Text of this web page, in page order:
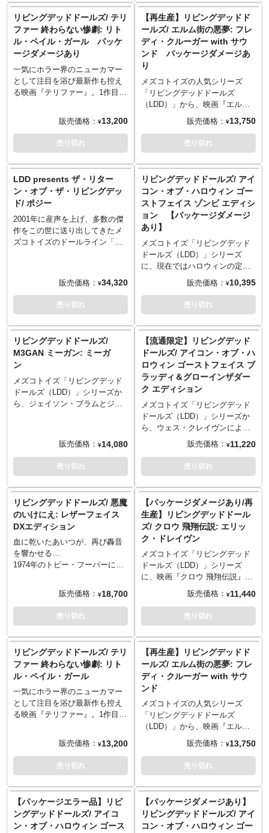
Scream』からインスピレーショ
ンを受けてデザインされた白い
マスク部は、LDDフォーマット
でもその異質さは健在。
今回はDXの名の通り、キリング
マスクとプリティマスクのフェ
イスパーツを取り換え出来、ジ
ャケットも付属しているので、
ラストで舞うレザーフェイスも
再現可能。リアル表現のフェイ
スパーツとLDD特有のキュート
なボディが相まってコワカワイ
イを具現化！ぜひ2パターンの
※パッケージは輸送用となりま
すため、パッケージに多少の傷
ます。
リビングデッドドールズ/ テリ
ファー 終わらない惨劇: リト
ル・ペイル・ガール パッケ
ージダメージあり
一気にホラー界のニューカマー
として注目を浴び最新作も控え
る映画『テリファー』。1作目よ
ファー 終わらない惨劇』より、
アート・ザ・クラウンの謎のサ
イドキック「リトル・ペイル・
ルズ（LDD）」の仲間入り！ア
ート・ザ・クラウンに似たコス
チュームや何を考えているか分
からない表情まで、LDDにピッ
タリなキャラクター。髪型まで
LDDらしさ満点です！
販売価格： ¥13,200
売り切れ
【再生産】リビングデッドド
ールズ/ エルム街の悪夢: フレ
ディ・クルーガー with サウ
ンド パッケージダメージあ
り
メズコトイズの人気シリーズ
「リビングデッドドールズ
（LDD）」から、映画『エルム
街の悪夢』シリーズの殺人鬼フ
レディ・クルーガーが再登場で
す。世界的ホラーアイコンの一
人でもあるフレディを、全身5箇
劇中イメージでLDDフォーマッ
トに落とし込み。焼けただれた
頭部も、演じるロバート・イン
グランドの雰囲気をよくつかん
だ好造型です。トレードマーク
のハットは着脱可能。そして、
今回最大の注目はサウンドギミ
ックの内蔵！背中のボタンを押
レクトされた7種のフレーズでフ
レディが囁きます。あの悪夢の
続きはリビングデッドドールズ
販売価格： ¥13,750
売り切れ
LDD presents ザ・リター
ン・オブ・ザ・リビングデッ
ド/ ポジー
2001年に産声を上げ、多数の傑
作をこの世に送り出してきたメ
ズコトイズのドールライン「リ
リターン・オブ・ザ・リビング
デッド」となって復活。今回登
場したのは、記念すべきシリー
「ポジ―」！新たなポジーに
は、交換可能な2種の"デスマス
ク"フェイスパーツや、オリジナ
ルでも付属していた白いバラも
付属しています。ボディは約18
個所に増えた可動域で、ポージ
ングの幅も格段にアップ！眼球
付の首輪なども、その雰囲気を
盛り上げます。
ぜひ他の次世代LDDと共に新た
販売価格： ¥34,320
売り切れ
リビングデッドドールズ/ アイ
コン・オブ・ハロウィン ゴー
ストフェイス ゾンビ エディシ
ョン 【パッケージダメージ
あり】
メズコトイズ「リビングデッド
ドールズ（LDD）」シリーズ
に、現在ではハロウィンの定番
コスプレとして知られる殺人鬼
ゴーストフェイスふたたび！ウ
ェス・クレイヴンによる映画
『スクリーム』シリーズや、非
ションゲーム『Dead by
Daylight』へのコラボ参戦でも知
られる、恐怖の象徴であるゴー
ストフェイス。エドヴァルド・
ムンクの芸術作品『叫び The
Scream』からインスピレーショ
ンを受けてデザインされたマス
ク部が、今度はゾンビ風なデザ
インに！塗装が剝げ落ちたり、
人々を「恐怖」させてきたよう
な姿になりました。真っ黒のロ
ーブ、手にはハンティングナイ
同じながら、その気味悪さは倍
増！？
販売価格： ¥10,395
売り切れ
リビングデッドドールズ/
M3GAN ミーガン: ミーガ
ン
メズコトイズ「リビングデッド
ドールズ（LDD）」シリーズか
ら、ジェイソン・ブラムとジェ
「Model 3 Generative
ANdroid（第3型生体アンドロイ
ド）」ことミーガンが登場で
ック素材で再現され、澄んだ瞳
もLDDらしく表現され、LDDと
ミーガンの相性の良さを感じさ
せるアイテムです。
販売価格： ¥14,080
売り切れ
【流通限定】リビングデッド
ドールズ/ アイコン・オブ・ハ
ロウィン ゴーストフェイス ブ
ラッディ＆グローインザダー
ク エディション
メズコトイズ「リビングデッド
ドールズ（LDD）」シリーズか
ら、ウェス・クレイヴンによる
映画『スクリーム』シリーズ
や、非対称ホラーサバイバル対
戦アクションゲーム『Dead by
Daylight』へのコラボ参戦でも知
ストフェイスが限定版としてカ
ムバック！エドヴァルド・ムン
クの芸術作品『叫び The
Scream』からインスピレーショ
ンを受けてデザインされたマス
ク部が、グロウ＆ブラッディ仕
様となって、おどろおどろしい
雰囲気がマシマシに！血塗られ
付属しています！
販売価格： ¥11,220
売り切れ
リビングデッドドールズ/ 悪魔
のいけにえ: レザーフェイス
DXエディション
血に乾いたあいつが、再び轟音
を響かせる…
1974年のトビー・フーパーによ
から、DXエディションとなった
レザーフェイスが、メズコの看
板シリーズ「リビングデッドド
ールズ（LDD）」に舞い戻る！
マスクとプリティマスクのフェ
イスパーツを取り換え出来、ジ
ャケットも付属しているので、
ラストで舞うレザーフェイスも
再現可能。リアル表現のフェイ
スパーツとLDD特有のキュート
なボディが相まってコワカワイ
※パッケージは輸送用となりま
すため、パッケージに多少の傷
ます。
販売価格： ¥18,700
売り切れ
【パッケージダメージあり/再
生産】リビングデッドドール
ズ/ クロウ 飛翔伝説: エリッ
ク・ドレイヴン
メズコトイズ「リビングデッド
ドールズ（LDD）」シリーズ
に、映画『クロウ 飛翔伝説』か
らエリック・ドレイヴンがライ
ンナップです。ジェームズ・オ
バーによる原作コミックからの
実写映画として、そしてあの
ンドン・リーの遺作としても知
られる『クロウ 飛翔伝説』。
「復讐」をテーマにしたダーク
な世界観そのままに、劇中のエ
リックをLDDフォーマットでフ
ィギュア化しました。うっすら
笑みを浮かべた表情、その顔に
施した特殊メイク、レザー風の
コート、ネックレス状にした婚
約者シェリーの指輪など、おさ
えるべきポイントはしっかり再
販売価格： ¥11,440
売り切れ
リビングデッドドールズ/ テリ
ファー 終わらない惨劇: リト
ル・ペイル・ガール
一気にホラー界のニューカマー
として注目を浴び最新作も控え
る映画『テリファー』。1作目よ
し失神者続出と言われた『テリ
ファー 終わらない惨劇』より、
アート・ザ・クラウンの謎のサ
イドキック「リトル・ペイル・
シリーズ「リビングデッドドー
ルズ（LDD）」の仲間入り！ア
ート・ザ・クラウンに似たコス
チュームや何を考えているか分
販売価格： ¥13,200
売り切れ
【再生産】リビングデッドド
ールズ/ エルム街の悪夢: フレ
ディ・クルーガー with サウ
ンド
メズコトイズの人気シリーズ
「リビングデッドドールズ
（LDD）」から、映画『エルム
街の悪夢』シリーズの殺人鬼フ
レディ・クルーガーが再登場で
す。世界的ホラーアイコンの一
人でもあるフレディを、全身5箇
ズ第一弾の『エルム街の悪夢』
劇中イメージでLDDフォーマッ
トに落とし込み。焼けただれた
頭部も、演じるロバート・イン
販売価格： ¥13,750
売り切れ
【パッケージエラー品】リビ
ングデッドドールズ/ アイコ
ン・オブ・ハロウィン ゴース
【パッケージダメージあり】
リビングデッドドールズ/ アイ
コン・オブ・ハロウィン ゴー